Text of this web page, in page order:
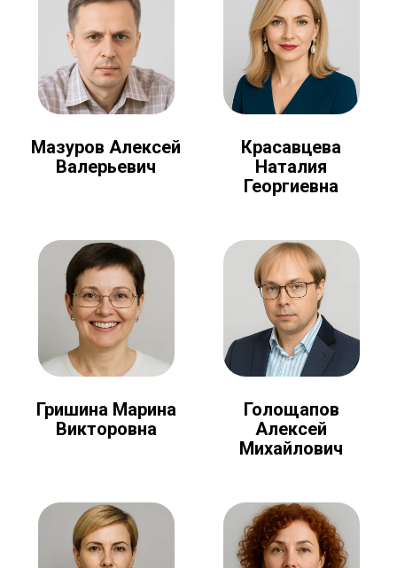
Мазуров Алексей
Валерьевич
Красавцева
Наталия
Георгиевна
Гришина Марина
Викторовна
Голощапов
Алексей
Михайлович